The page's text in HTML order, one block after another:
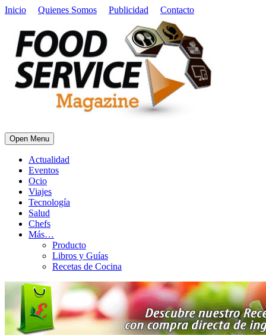
Inicio Quienes Somos Publicidad Contacto
Open Menu
Actualidad
Eventos
Ocio
Viajes
Tecnología
Salud
Chefs
Más…
Producto
Libros y Guías
Recetas de Cocina